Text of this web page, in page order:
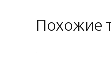
Похожие